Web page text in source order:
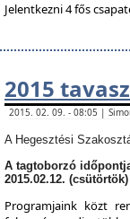
Jelentkezni 4 fős
2015
2015. 02. 09. - 08:05 |
A Hegesztési
A tagtoborzó
2015.02.12.
Programjaink közt